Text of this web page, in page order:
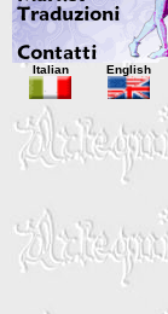
Italian English